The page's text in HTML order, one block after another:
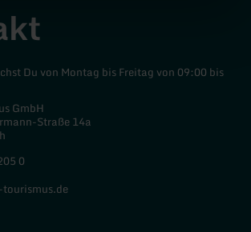
Du von Montag bis Freitag von 09:00 bis
GmbH
Straße 14a
0